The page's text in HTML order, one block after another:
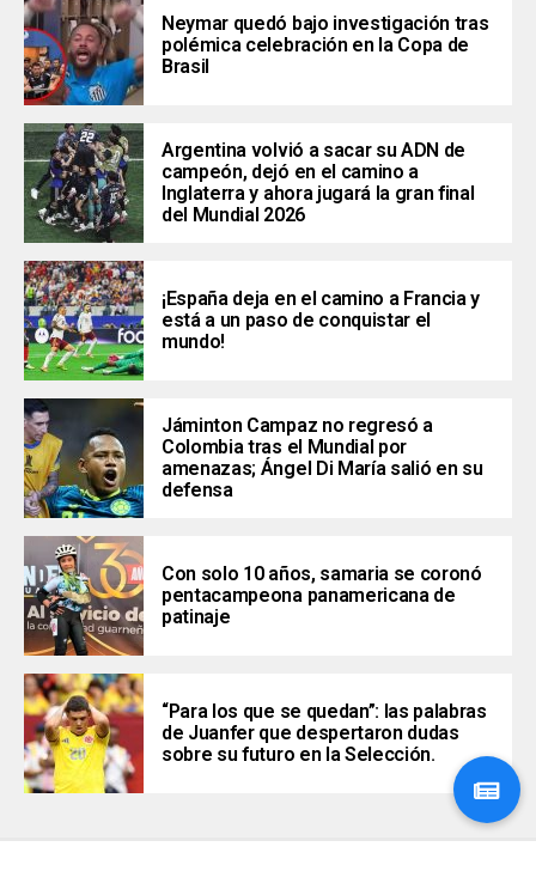
Neymar quedó bajo investigación tras
polémica celebración en la Copa de
Brasil
Argentina volvió a sacar su ADN de
campeón, dejó en el camino a
Inglaterra y ahora jugará la gran final
del Mundial 2026
¡España deja en el camino a Francia y
está a un paso de conquistar el
mundo!
Jáminton Campaz no regresó a
Colombia tras el Mundial por
amenazas; Ángel Di María salió en su
defensa
Con solo 10 años, samaria se coronó
pentacampeona panamericana de
patinaje
“Para los que se quedan”: las palabras
de Juanfer que despertaron dudas
sobre su futuro en la Selección.